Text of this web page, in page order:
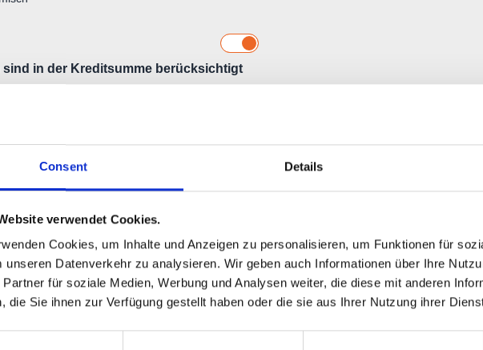
Consent Details
verwendet Cookies.
Cookies, um Inhalte und Anzeigen zu personalisieren, um Funktionen für
unseren Datenverkehr zu analysieren. Wir geben auch Informationen über Ihre
Partner für soziale Medien, Werbung und Analysen weiter, die diese mit anderen
die Sie ihnen zur Verfügung gestellt haben oder die sie aus Ihrer Nutzung ihrer